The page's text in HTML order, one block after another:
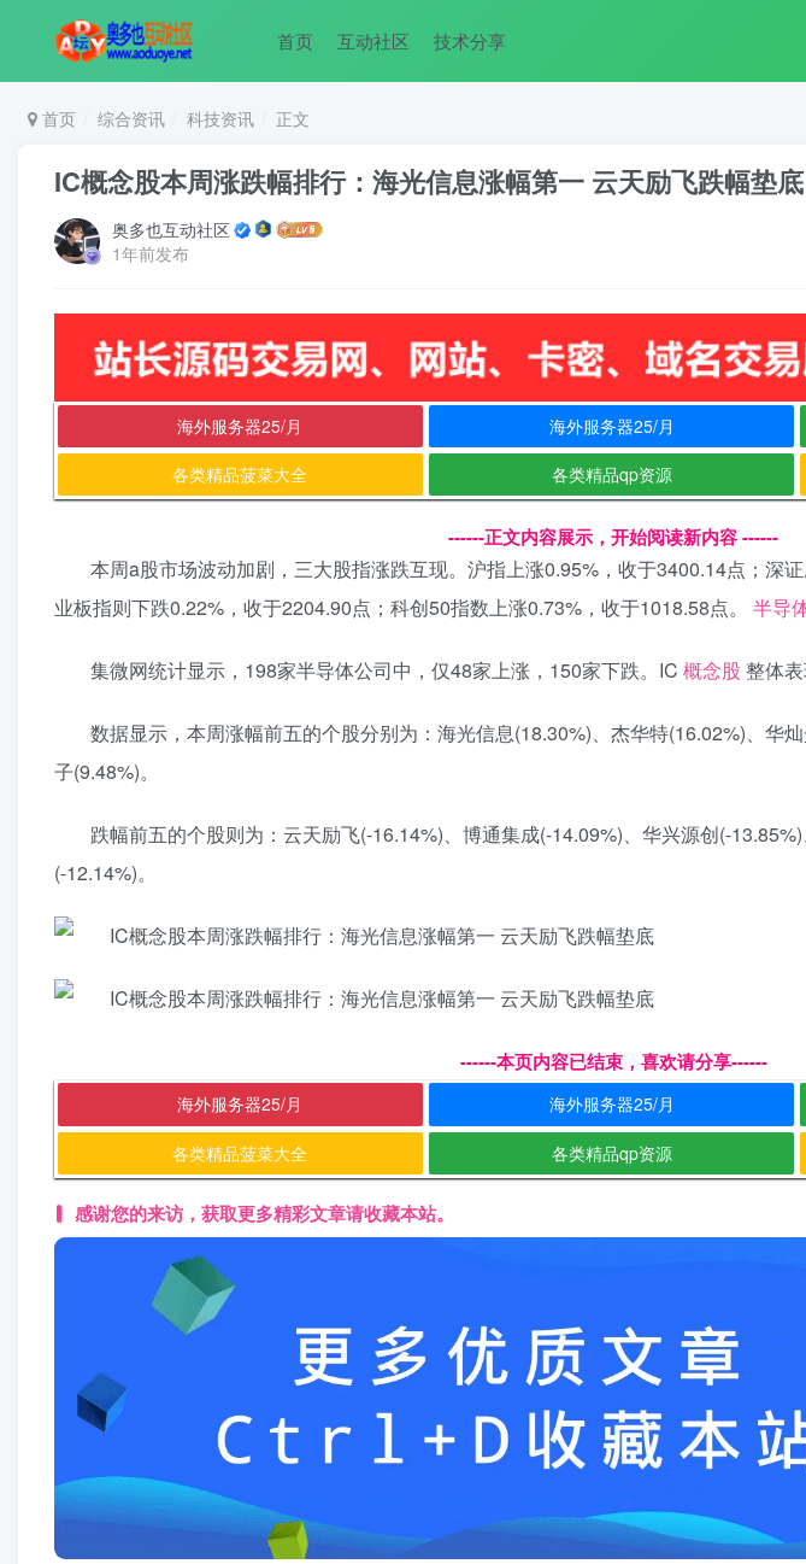
首页 互动社区 技术分享
首页 综合资讯 科技资讯 正文
IC概念股本周涨跌幅排行：海光信息涨幅第一 云天励飞跌幅垫底
奥多也互动社区
1年前发布
海外服务器25/月 海外服务器25/月
各类精品菠菜大全 各类精品qp资源
------正文内容展示，开始阅读新内容 ------
本周a股市场波动加剧，三大股指涨跌互现。沪指上涨0.95%，收于3400.14点；深
业板指则下跌0.22%，收于2204.90点；科创50指数上涨0.73%，收于1018.58点。 半导
集微网统计显示，198家半导体公司中，仅48家上涨，150家下跌。IC 概念股 整体表
数据显示，本周涨幅前五的个股分别为：海光信息(18.30%)、杰华特(16.02%)、华
子(9.48%)。
跌幅前五的个股则为：云天励飞(-16.14%)、博通集成(-14.09%)、华兴源创(-
(-12.14%)。
------本页内容已结束，喜欢请分享------
海外服务器25/月 海外服务器25/月
各类精品菠菜大全 各类精品qp资源
感谢您的来访，获取更多精彩文章请收藏本站。